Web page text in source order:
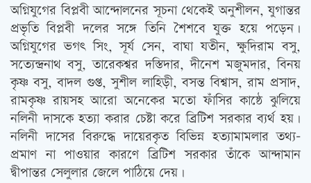
অগ্নিযুগের বিপ্লবী আন্দোলনের সূচনা থেকেই অনুশীলন, যুগান্তর
প্রভৃতি বিপ্লবী দলের সঙ্গে তিনি শৈশবে যুক্ত হয়ে পড়েন।
অগ্নিযুগের ভগৎ সিং, সূর্য সেন, বাঘা যতীন, ক্ষুদিরাম বসু,
সত্যেন্দ্রনাথ বসু, তারেকশ্বর দস্তিদার, দীনেশ মজুমদার, বিনয়
কৃষ্ণ বসু, বাদল গুপ্ত, সুশীল লাহিড়ী, বসন্ত বিশ্বাস, রাম প্রসাদ,
রামকৃষ্ণ রায়সহ আরো অনেকের মতো ফাঁসির কাষ্ঠে ঝুলিয়ে
নলিনী দাসকে হত্যা করার চেষ্টা করে ব্রিটিশ সরকার ব্যর্থ হয়।
নলিনী দাসের বিরুদ্ধে দায়েরকৃত বিভিন্ন হত্যামামলার তথ্য-
প্রমাণ না পাওয়ার কারণে ব্রিটিশ সরকার তাঁকে আন্দামান
দ্বীপান্তর সেলুলার জেলে পাঠিয়ে দেয়।